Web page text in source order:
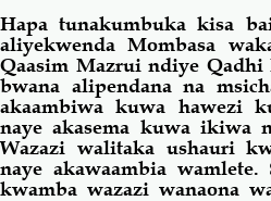
Hapatunakumbuka kisa
aliyekwendaMombasa
Qaasim Mazrui ndiye
bwana alipendanana
akaambiwa kuwa hawezi
naye akasema kuwa ikiwa
Wazazi walitaka ushauri
naye akawaambia
kwamba wazazi wanaona